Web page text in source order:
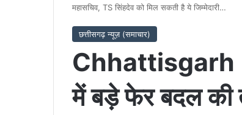
महासचिव, TS सिंहदेव को मिल सकती है ये जिम्मेदारी…
छत्तीसगढ़ न्यूज़ (समाचार)
Chhattisgarh
में बड़े फेर बदल की